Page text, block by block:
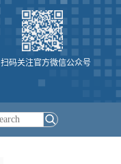
扫码关注官方微信公众号